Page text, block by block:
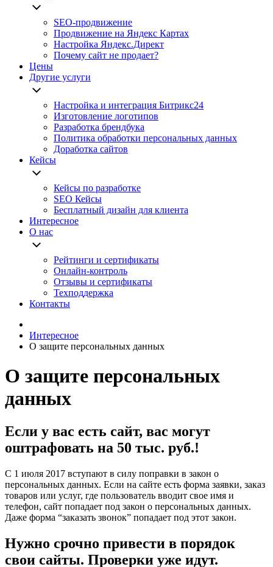
SEO-продвижение
Продвижение на Яндекс Картах
Настройка Яндекс.Директ
Почему сайт не продает?
Цены
Другие услуги
Настройка и интеграция Битрикс24
Изготовление логотипов
Разработка брендбука
Политика обработки персональных данных
Доработка сайтов
Кейсы
Кейсы по разработке
SEO Кейсы
Бесплатный дизайн для клиента
Интересное
О нас
Рейтинги и сертификаты
Онлайн-контроль
Отзывы и сертификаты
Техподдержка
Контакты
Интересное
О защите персональных данных
О защите персональных
данных
Если у вас есть сайт, вас могут
оштрафовать на 50 тыс. руб.!
С 1 июля 2017 вступают в силу поправки в закон о
персональных данных. Если на сайте есть форма заявки, заказ
товаров или услуг, где пользователь вводит свое имя и
телефон, сайт попадает под закон о персональных данных.
Даже форма “заказать звонок” попадает под этот закон.
Нужно срочно привести в порядок
свои сайты. Проверки уже идут.